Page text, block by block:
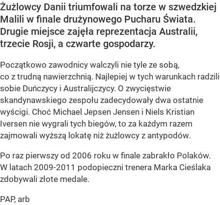
Żużlowcy Danii triumfowali na torze w szwedzkiej
Malili w finale drużynowego Pucharu Świata.
Drugie miejsce zajęła reprezentacja Australii,
trzecie Rosji, a czwarte gospodarzy.
Początkowo zawodnicy walczyli nie tyle ze sobą,
co z trudną nawierzchnią. Najlepiej w tych warunkach radzili
sobie Duńczycy i Australijczycy. O zwycięstwie
skandynawskiego zespołu zadecydowały dwa ostatnie
wyścigi. Choć Michael Jepsen Jensen i Niels Kristian
Iversen nie wygrali tych biegów, to za każdym razem
zajmowali wyższą lokatę niż żużlowcy z antypodów.
Po raz pierwszy od 2006 roku w finale zabrakło Polaków.
W latach 2009-2011 podopieczni trenera Marka Cieślaka
zdobywali złote medale.
PAP, arb